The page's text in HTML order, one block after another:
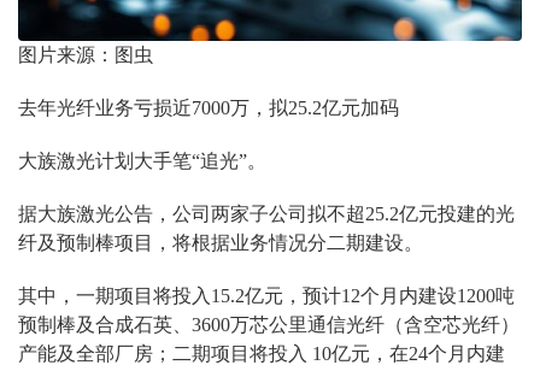
图片来源：图虫
去年光纤业务亏损近7000万，拟25.2亿元加码
大族激光计划大手笔“追光”。
据大族激光公告，公司两家子公司拟不超25.2亿元投建的光
纤及预制棒项目，将根据业务情况分二期建设。
其中，一期项目将投入15.2亿元，预计12个月内建设1200吨
预制棒及合成石英、3600万芯公里通信光纤（含空芯光纤）
产能及全部厂房；二期项目将投入 10亿元，在24个月内建